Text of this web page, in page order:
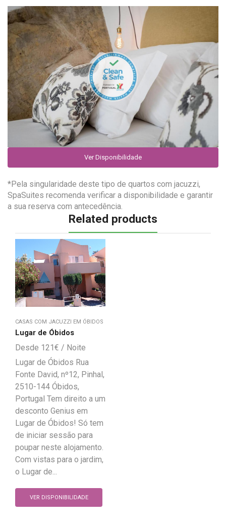
Ver Disponibilidade
*Pela singularidade deste tipo de quartos com jacuzzi,
SpaSuites recomenda verificar a disponibilidade e garantir
a sua reserva com antecedência.
Related products
CASAS COM JACUZZI EM ÓBIDOS
Lugar de Óbidos
121€
Lugar de Óbidos Rua
Fonte David, nº12, Pinhal,
2510-144 Óbidos,
Portugal Tem direito a um
desconto Genius em
Lugar de Óbidos! Só tem
de iniciar sessão para
poupar neste alojamento.
Com vistas para o jardim,
o Lugar de...
VER DISPONIBILIDADE